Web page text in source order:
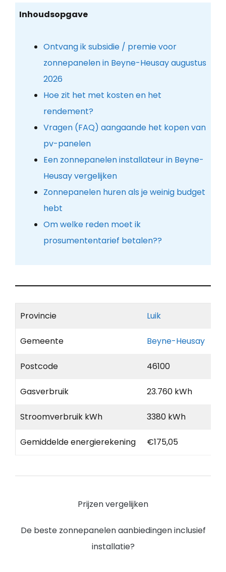
Inhoudsopgave
Ontvang ik subsidie / premie voor
zonnepanelen in Beyne-Heusay augustus
2026
Hoe zit het met kosten en het
rendement?
Vragen (FAQ) aangaande het kopen van
pv-panelen
Een zonnepanelen installateur in Beyne-
Heusay vergelijken
Zonnepanelen huren als je weinig budget
hebt
Om welke reden moet ik
prosumententarief betalen??
Provincie Luik
Gemeente Beyne-Heusay
Postcode 46100
Gasverbruik 23.760 kWh
Stroomverbruik kWh 3380 kWh
Gemiddelde energierekening €175,05
Prijzen vergelijken
De beste zonnepanelen aanbiedingen inclusief
installatie?